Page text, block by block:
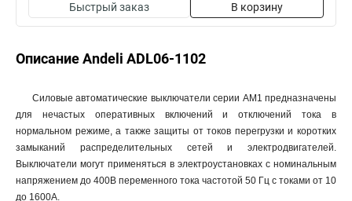
Быстрый заказ В корзину
Описание Andeli ADL06-1102
Силовые автоматические выключатели серии АМ1 предназначены
для нечастых оперативных включений и отключений тока в
нормальном режиме, а также защиты от токов перегрузки и коротких
замыканий распределительных сетей и электродвигателей.
Выключатели могут применяться в электроустановках с номинальным
напряжением до 400В переменного тока частотой 50 Гц с токами от 10
до 1600А.